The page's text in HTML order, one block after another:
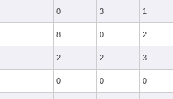
0 3 1
8 0 2
2 2 3
0 0 0